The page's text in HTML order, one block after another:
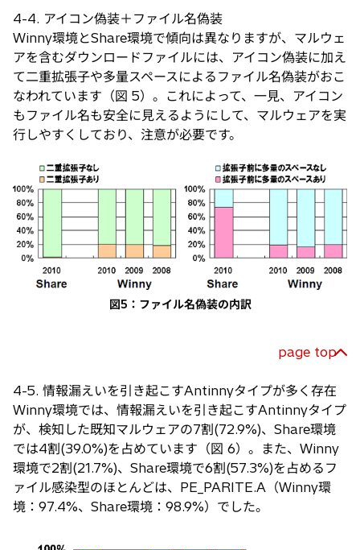
4-4. アイコン偽装＋ファイル名偽装
Winny環境とShare環境で傾向は異なりますが、マルウェ
アを含むダウンロードファイルには、アイコン偽装に加え
て二重拡張子や多量スペースによるファイル名偽装がおこ
なわれています（図 5）。これによって、一見、アイコン
もファイル名も安全に見えるようにして、マルウェアを実
行しやすくしており、注意が必要です。
図5：ファイル名偽装の内訳
page top
4-5. 情報漏えいを引き起こすAntinnyタイプが多く存在
Winny環境では、情報漏えいを引き起こすAntinnyタイプ
が、検知した既知マルウェアの7割(72.9%)、Share環境
では4割(39.0%)を占めています（図 6）。また、Winny
環境で2割(21.7%)、Share環境で6割(57.3%)を占めるフ
ァイル感染型のほとんどは、PE_PARITE.A（Winny環
境：97.4%、Share環境：98.9%）でした。